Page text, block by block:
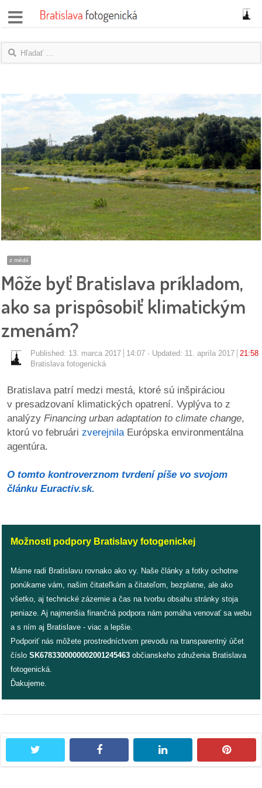
správy
názory
rozhovory
fotky
protesty
granty
kalendár
zákony
mestské
kauzy
konania
konania
konania
prax
práca
odkazy
petície
z
vychádzky
/
z médií
Môže byť Bratislava príkladom,
ako sa prispôsobiť klimatickým
zmenám?
Published: 13. marca 2017 14:07 Updated: 11. apríla 2017
21:58
Bratislava fotogenická
Bratislava patrí medzi mestá, ktoré sú inšpiráciou
v presadzovaní klimatických opatrení. Vyplýva to z
analýzy Financing urban adaptation to climate change,
ktorú vo februári zverejnila Európska environmentálna
agentúra.
O tomto kontroverznom tvrdení píše vo svojom
článku Euractiv.sk.
Možnosti podpory Bratislavy fotogenickej
Máme radi Bratislavu rovnako ako vy. Naše články a fotky ochotne
ponúkame vám, našim čitateľkám a čitateľom, bezplatne, ale ako
všetko, aj technické zázemie a čas na tvorbu obsahu stránky stoja
peniaze. Aj najmenšia finančná podpora nám pomáha venovať sa webu
a s ním aj Bratislave - viac a lepšie.
Podporiť nás môžete prostredníctvom prevodu na transparentný účet
číslo SK6783300000002001245463 občianskeho združenia Bratislava
fotogenická.
Ďakujeme.
facebook linkedin